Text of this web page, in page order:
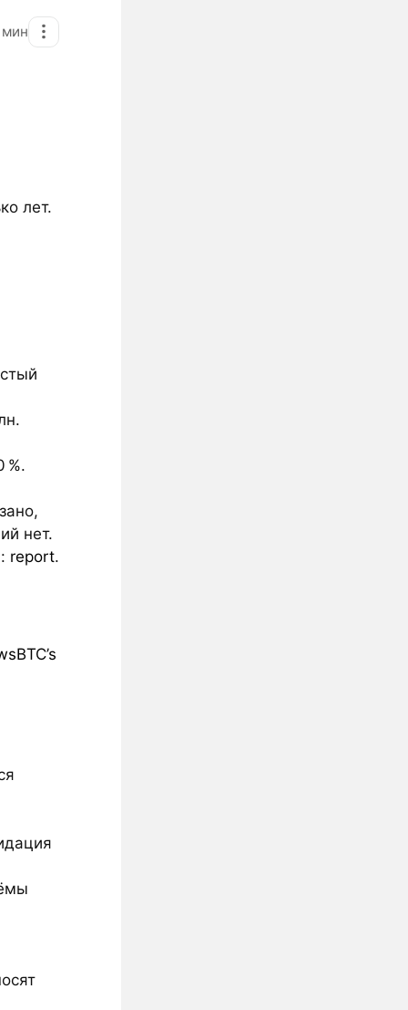
мин
лет.
%.
нет.
report.